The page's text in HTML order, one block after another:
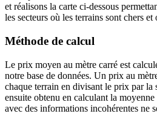
et réalisons la carte ci-dessous
les secteurs où les terrains sont chers
Méthode de calcul
Le prix moyen au mètre carré est
notre base de données. Un prix au
chaque terrain en divisant le prix par la
ensuite obtenu en calculant la
avec des informations incohérentes ne